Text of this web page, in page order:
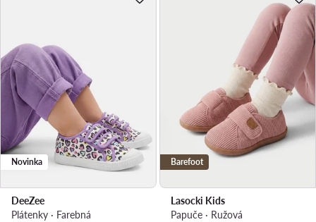
Novinka
DeeZee
Plátenky · Farebná
Barefoot
Lasocki Kids
Papuče · Ružová